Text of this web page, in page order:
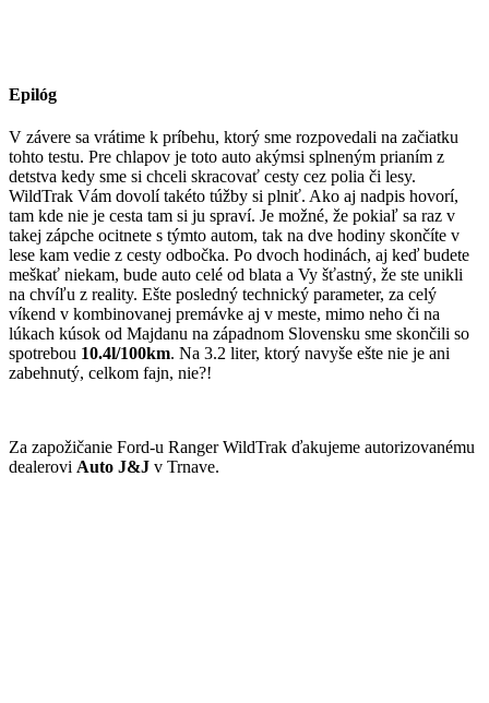
Epilóg
V závere sa vrátime k príbehu, ktorý sme rozpovedali na začiatku
tohto testu. Pre chlapov je toto auto akýmsi splneným prianím z
detstva kedy sme si chceli skracovať cesty cez polia či lesy.
WildTrak Vám dovolí takéto túžby si plniť. Ako aj nadpis hovorí,
tam kde nie je cesta tam si ju spraví. Je možné, že pokiaľ sa raz v
takej zápche ocitnete s týmto autom, tak na dve hodiny skončíte v
lese kam vedie z cesty odbočka. Po dvoch hodinách, aj keď budete
meškať niekam, bude auto celé od blata a Vy šťastný, že ste unikli
na chvíľu z reality. Ešte posledný technický parameter, za celý
víkend v kombinovanej premávke aj v meste, mimo neho či na
lúkach kúsok od Majdanu na západnom Slovensku sme skončili so
spotrebou 10.4l/100km. Na 3.2 liter, ktorý navyše ešte nie je ani
zabehnutý, celkom fajn, nie?!
Za zapožičanie Ford-u Ranger WildTrak ďakujeme autorizovanému
dealerovi Auto J&J v Trnave.